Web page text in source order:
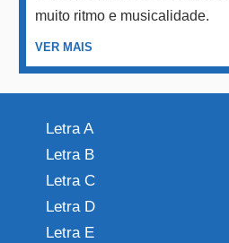
muito ritmo e musicalidade.
VER MAIS
Letra A
Letra B
Letra C
Letra D
Letra E